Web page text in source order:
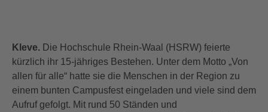
Kleve. Die Hochschule Rhein-Waal (HSRW) feierte
kürzlich ihr 15-jähriges Bestehen. Unter dem Motto „Von
allen für alle“ hatte sie die Menschen in der Region zu
einem bunten Campusfest eingeladen und viele sind dem
Aufruf gefolgt. Mit rund 50 Ständen und